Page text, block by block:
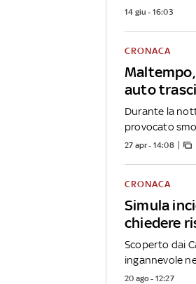
14 giu - 16:03
auto
CRONACA
Durante la
provocato
27 apr - 14:08
Simula
chiedere
CRONACA
Scoperto dai
ingannevole
20 ago - 12:27